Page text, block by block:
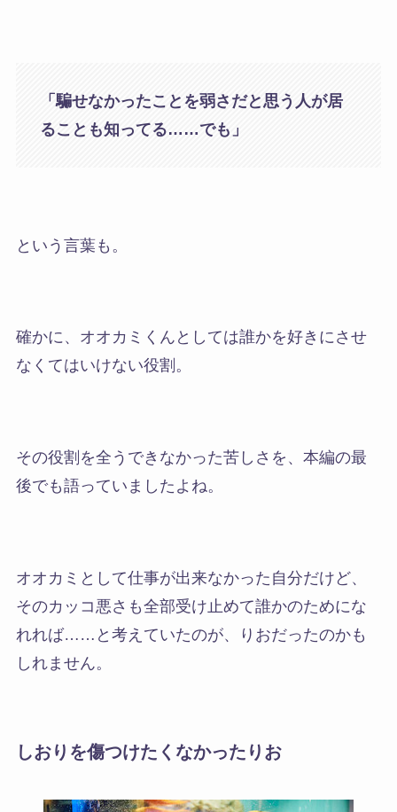
「騙せなかったことを弱さだと思う人が居
ることも知ってる……でも」
という言葉も。
確かに、オオカミくんとしては誰かを好きにさせ
なくてはいけない役割。
その役割を全うできなかった苦しさを、本編の最
後でも語っていましたよね。
オオカミとして仕事が出来なかった自分だけど、
そのカッコ悪さも全部受け止めて誰かのためにな
れれば……と考えていたのが、りおだったのかも
しれません。
しおりを傷つけたくなかったりお